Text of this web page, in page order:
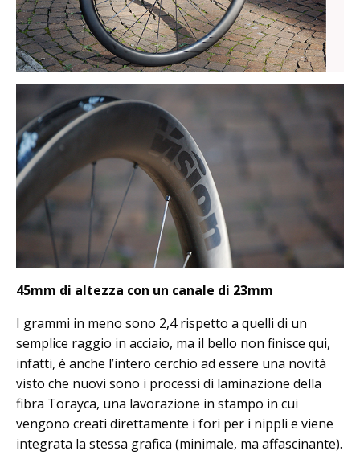
45mm di altezza con un canale di 23mm
I grammi in meno sono 2,4 rispetto a quelli di un
semplice raggio in acciaio, ma il bello non finisce qui,
infatti, è anche l’intero cerchio ad essere una novità
visto che nuovi sono i processi di laminazione della
fibra Torayca, una lavorazione in stampo in cui
vengono creati direttamente i fori per i nippli e viene
integrata la stessa grafica (minimale, ma affascinante).